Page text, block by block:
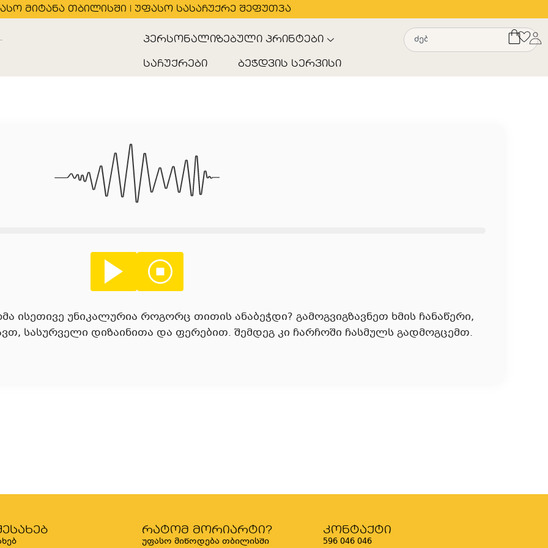
მიტანა თბილისში | უფასო სასაჩუქრე შეფუთვა
პერსონალიზებული პრინტები
საჩუქრები ბეჭდვის სერვისი
ისეთივე უნიკალურია როგორც თითის ანაბეჭდი? გამოგვიგზავნეთ ხმის ჩანაწერი,
სასურველი დიზაინითა და ფერებით. შემდეგ კი ჩარჩოში ჩასმულს გადმოგცემთ.
რატომ მორიარტი?
უფასო მიწოდება თბილისში
კონტაქტი
596 046 046